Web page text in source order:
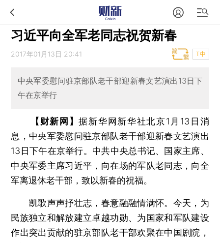
习近平向全军老同志祝贺新春
2017年01月13日 20:41 T中
中央军委慰问驻京部队老干部迎新春文艺演出13日下
午在京举行
【财新网】据新华网新华社北京1月13日消
息，中央军委慰问驻京部队老干部迎新春文艺演出
13日下午在京举行。中共中央总书记、国家主席、
中央军委主席习近平，向在场的军队老同志，向全
军离退休老干部，致以新春的祝福。
凯歌声声抒壮志，春意融融情满怀。今天，为
民族独立和解放建立卓越功勋、为国家和军队建设
作出突出贡献的驻京部队老干部欢聚在中国剧院，